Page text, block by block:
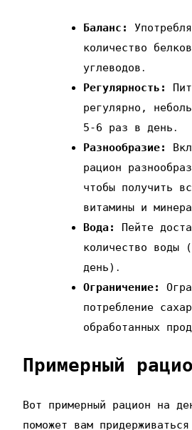
Баланс:
количество
углеводов․
Регулярность:
регулярно‚
5-6 раз в день․
Разнообразие:
рацион
чтобы получить
витамины и
Вода:
Пейте
количество воды
день)․
Ограничение:
потребление
обработанных
Примерный
Вот примерный рацион на
поможет вам